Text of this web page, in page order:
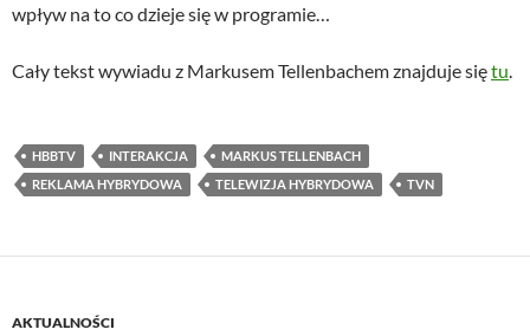
wpływ na to co dzieje się w programie…
Cały tekst wywiadu z Markusem Tellenbachem znajduje siętu.
HBBTV INTERAKCJA
MARKUS TELLENBACH
REKLAMA HYBRYDOWA
TELEWIZJA HYBRYDOWA TVN
AKTUALNOŚCI